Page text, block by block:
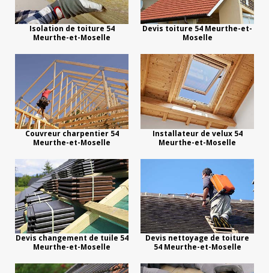
Isolation de toiture 54
Meurthe-et-Moselle
Devis toiture 54 Meurthe-et-
Moselle
Couvreur charpentier 54
Meurthe-et-Moselle
Installateur de velux 54
Meurthe-et-Moselle
Devis changement de tuile 54
Meurthe-et-Moselle
Devis nettoyage de toiture
54 Meurthe-et-Moselle